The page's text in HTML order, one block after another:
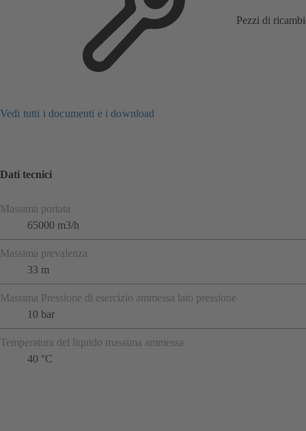
Pezzi di
Vedi tutti i documenti e i download
Dati tecnici
Massima portata
65000 m3/h
Massima prevalenza
33 m
Massima Pressione di esercizio ammessa lato pressione
10 bar
Temperatura del liquido massima ammessa
40 °C